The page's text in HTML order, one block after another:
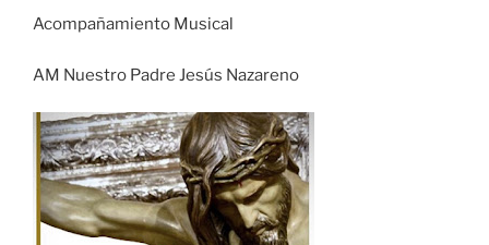
Acompañamiento Musical
AM Nuestro Padre Jesús Nazareno